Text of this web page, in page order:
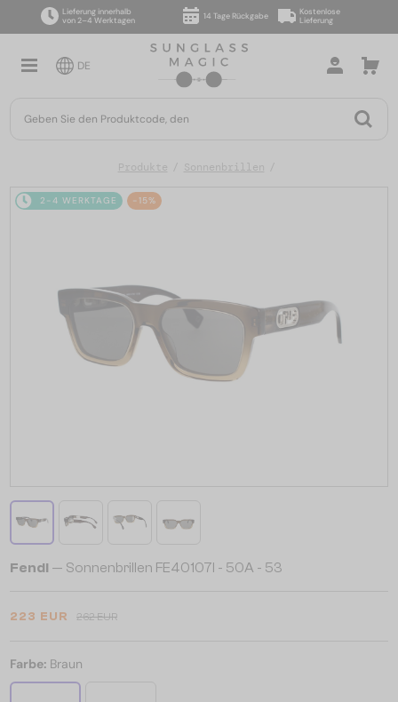
Lieferung innerhalb
von 2–4 Werktagen
14 Tage Rückgabe
Kostenlose
Lieferung
DE
Produkte Sonnenbrillen
2-4 WERKTAGE -15%
Fendi — Sonnenbrillen FE40107I - 50A - 53
223 EUR 262 EUR
Farbe: Braun